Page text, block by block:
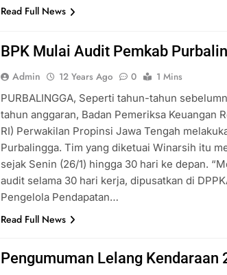
Read Full News
BPK Mulai Audit Pemkab
Admin 12 Years Ago 0
1 Mins
PURBALINGGA, Seperti tahun-tahun
tahun anggaran, Badan Pemeriksa Keuangan
RI) Perwakilan Propinsi Jawa Tengah
Purbalingga. Tim yang diketuai Winarsih itu
sejak Senin (26/1) hingga 30 hari ke depan.
audit selama 30 hari kerja, dipusatkan di
Pengelola Pendapatan…
Read Full News
Pengumuman Lelang Kendaraan